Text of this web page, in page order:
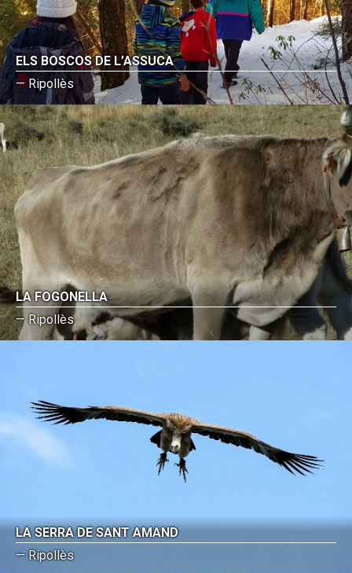
ELS BOSCOS DE L’ASSUCA
— Ripollès
LA FOGONELLA
— Ripollès
LA SERRA DE SANT AMAND
— Ripollès